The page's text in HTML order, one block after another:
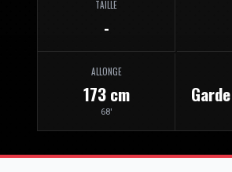
TAILLE
-
ALLONGE
173 cm
68'